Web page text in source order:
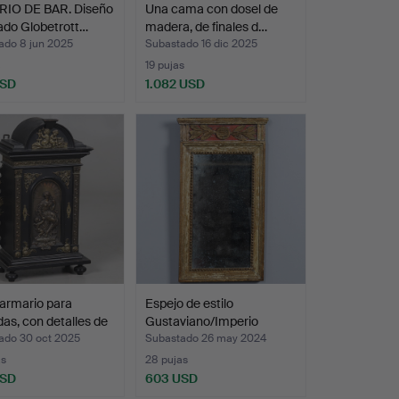
DE BAR. Diseño
Globetrott…
8 jun 2025
Una cama con dosel de
madera, de finales d…
Subastado 16 dic 2025
19 pujas
1.082 USD
para
con detalles de
30 oct 2025
Espejo de estilo
Gustaviano/Imperio
tardío…
Subastado 26 may 2024
28 pujas
603 USD